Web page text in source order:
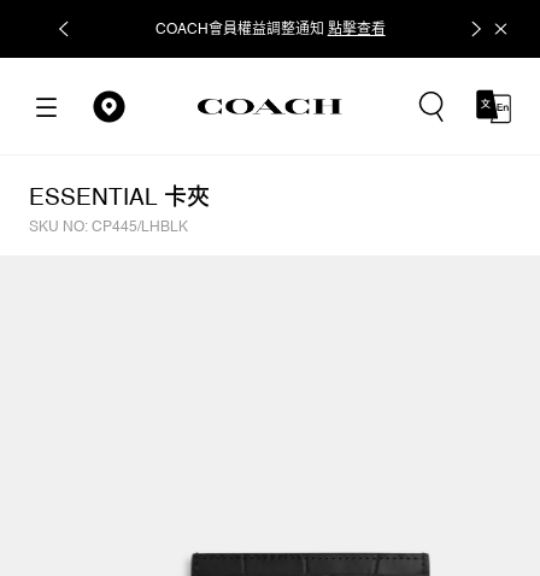
COACH會員權益調整通知 點擊查看 立即追蹤
ESSENTIAL 卡夾
SKU NO: CP445/LHBLK